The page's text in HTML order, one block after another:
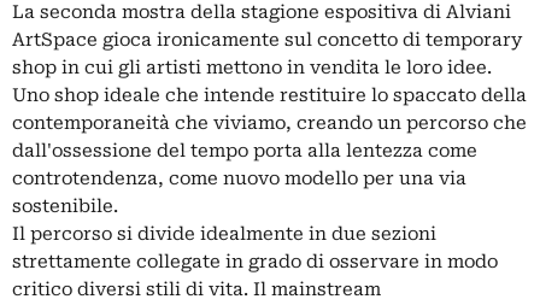
La seconda mostra della stagione espositiva di Alviani
ArtSpace gioca ironicamente sul concetto di temporary
shop in cui gli artisti mettono in vendita le loro idee.
Uno shop ideale che intende restituire lo spaccato della
contemporaneità che viviamo, creando un percorso che
dall'ossessione del tempo porta alla lentezza come
controtendenza, come nuovo modello per una via
sostenibile.
Il percorso si divide idealmente in due sezioni
strettamente collegate in grado di osservare in modo
critico diversi stili di vita. Il mainstream